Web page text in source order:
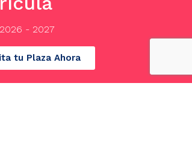
- 2027
tu Plaza Ahora